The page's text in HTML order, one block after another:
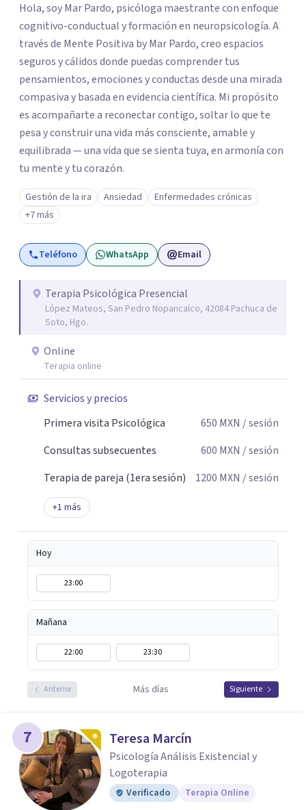
Hola, soy Mar Pardo, psicóloga maestrante con enfoque
cognitivo-conductual y formación en neuropsicología. A
través de Mente Positiva by Mar Pardo, creo espacios
seguros y cálidos donde puedas comprender tus
pensamientos, emociones y conductas desde una mirada
compasiva y basada en evidencia científica. Mi propósito
es acompañarte a reconectar contigo, soltar lo que te
pesa y construir una vida más consciente, amable y
equilibrada — una vida que se sienta tuya, en armonía con
tu mente y tu corazón.
Gestión de la ira Ansiedad
Enfermedades crónicas
+7 más
Teléfono WhatsApp Email
Terapia Psicológica Presencial
López Mateos, San Pedro Nopancalco, 42084 Pachuca de
Soto, Hgo.
Online
Terapia online
Servicios y precios
Primera visita Psicológica
650 MXN / sesión
Consultas subsecuentes
600 MXN / sesión
Terapia de pareja (1era sesión)
1200 MXN / sesión
+1 más
Hoy
23:00
Mañana
22:00 23:30
Anterior Más días Siguiente
7 Teresa Marcín
Psicología Análisis Existencial y
Logoterapia
Verificado Terapia Online